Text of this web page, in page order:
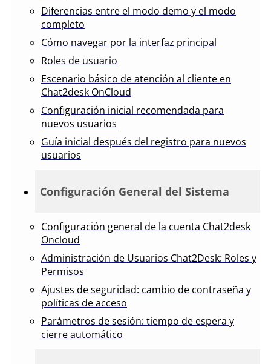
Diferencias entre el modo demo y el modo
completo
Cómo navegar por la interfaz principal
Roles de usuario
Escenario básico de atención al cliente en
Chat2desk OnCloud
Configuración inicial recomendada para
nuevos usuarios
Guía inicial después del registro para nuevos
usuarios
Configuración General del Sistema
Configuración general de la cuenta Chat2desk
Oncloud
Administración de Usuarios Chat2Desk: Roles y
Permisos
Ajustes de seguridad: cambio de contraseña y
políticas de acceso
Parámetros de sesión: tiempo de espera y
cierre automático